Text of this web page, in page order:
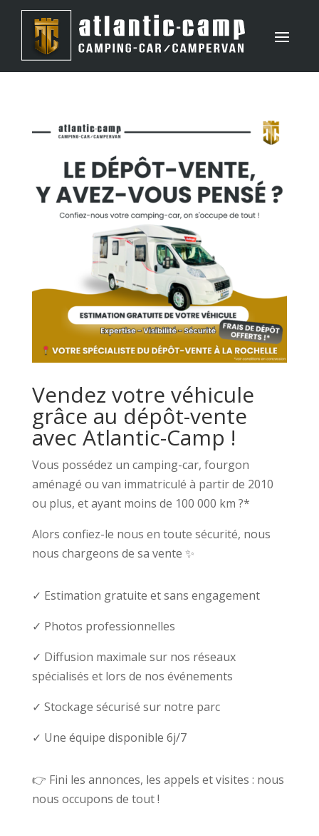
Vendez votre véhicule
grâce au dépôt-vente
avec Atlantic-Camp !
Vous possédez un camping-car, fourgon
aménagé ou van immatriculé à partir de 2010
ou plus, et ayant moins de 100 000 km ?*
Alors confiez-le nous en toute sécurité, nous
nous chargeons de sa vente ✨
✓ Estimation gratuite et sans engagement
✓ Photos professionnelles
✓ Diffusion maximale sur nos réseaux
spécialisés et lors de nos événements
✓ Stockage sécurisé sur notre parc
✓ Une équipe disponible 6j/7
👉 Fini les annonces, les appels et visites : nous
nous occupons de tout !
Panneau de gestion des cookies